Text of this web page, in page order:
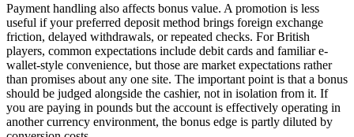
Payment handling also affects bonus value. A promotion is less
useful if your preferred deposit method brings foreign exchange
friction, delayed withdrawals, or repeated checks. For British
players, common expectations include debit cards and familiar e-
wallet-style convenience, but those are market expectations rather
than promises about any one site. The important point is that a bonus
should be judged alongside the cashier, not in isolation from it. If
you are paying in pounds but the account is effectively operating in
another currency environment, the bonus edge is partly diluted by